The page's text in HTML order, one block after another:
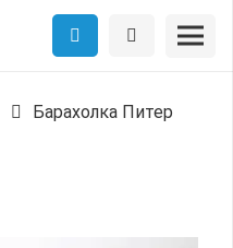
Барахолка Питер